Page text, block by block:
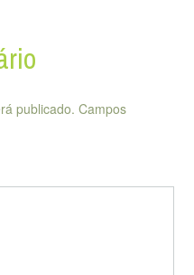
publicado. Campos